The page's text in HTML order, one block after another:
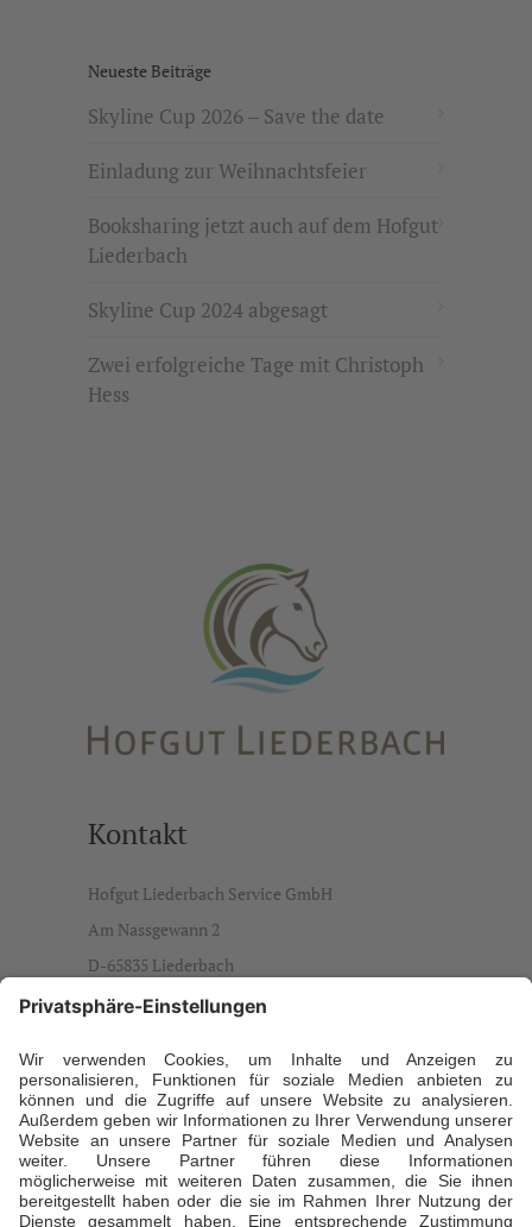
Neueste Beiträge
Skyline Cup 2026 – Save the date
Einladung zur Weihnachtsfeier
Booksharing jetzt auch auf dem Hofgut
Liederbach
Skyline Cup 2024 abgesagt
Zwei erfolgreiche Tage mit Christoph
Hess
Kontakt
Hofgut Liederbach Service GmbH
Am Nassgewann 2
D-65835 Liederbach
info@hofgut-liederbach.de
Ansprechpartner
Daniela Büdenbender, Geschäftsführerin
T +49 173 5941929